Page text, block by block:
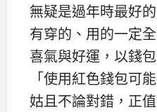
無疑是過年時最好
有穿的、用的一定
喜氣與好運，以錢
「使用紅色錢包可
姑且不論對錯，正